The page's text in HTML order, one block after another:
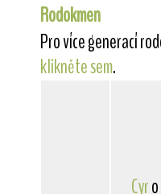
Rodokmen
Pro více generací
klikněte sem.
Cyr